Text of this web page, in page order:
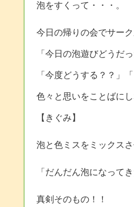
泡をすくって・・・。
今日の帰りの会でサー
「今日の泡遊びどうだ
「今度どうする？？」
色々と思いをことばに
【きぐみ】
泡と色ミスをミックスさ
「だんだん泡になってき
真剣そのもの！！